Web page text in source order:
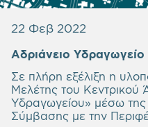
22 Φεβ 2022
Αδριάνειο Υδραγωγείο
Σε πλήρη εξέλιξη η
Μελέτης του Κεντρικού
Υδραγωγείου» μέσω
Σύμβασης με την